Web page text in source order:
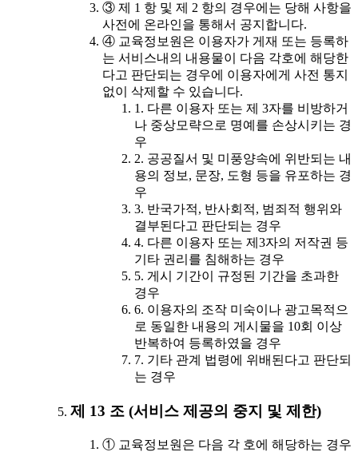
③ 제 1 항 및 제 2 항의 경우에는 당해 사항을
사전에 온라인을 통해서 공지합니다.
④ 교육정보원은 이용자가 게재 또는 등록하
는 서비스내의 내용물이 다음 각호에 해당한
다고 판단되는 경우에 이용자에게 사전 통지
없이 삭제할 수 있습니다.
1. 다른 이용자 또는 제 3자를 비방하거
나 중상모략으로 명예를 손상시키는 경
우
2. 공공질서 및 미풍양속에 위반되는 내
용의 정보, 문장, 도형 등을 유포하는 경
우
3. 반국가적, 반사회적, 범죄적 행위와
결부된다고 판단되는 경우
4. 다른 이용자 또는 제3자의 저작권 등
기타 권리를 침해하는 경우
5. 게시 기간이 규정된 기간을 초과한
경우
6. 이용자의 조작 미숙이나 광고목적으
로 동일한 내용의 게시물을 10회 이상
반복하여 등록하였을 경우
7. 기타 관계 법령에 위배된다고 판단되
는 경우
제 13 조 (서비스 제공의 중지 및 제한)
① 교육정보원은 다음 각 호에 해당하는 경우